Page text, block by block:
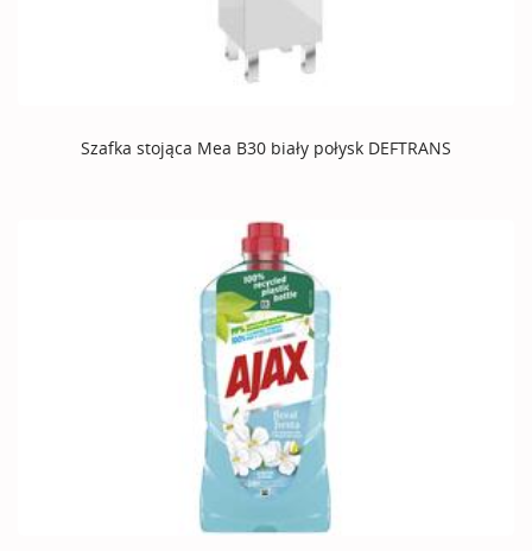
Szafka stojąca Mea B30 biały połysk DEFTRANS